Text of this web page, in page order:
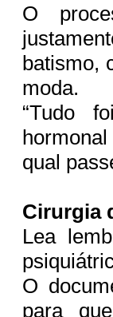
O
batismo,
moda.
“Tudo
qual
Cirurgia
Lea
O
para